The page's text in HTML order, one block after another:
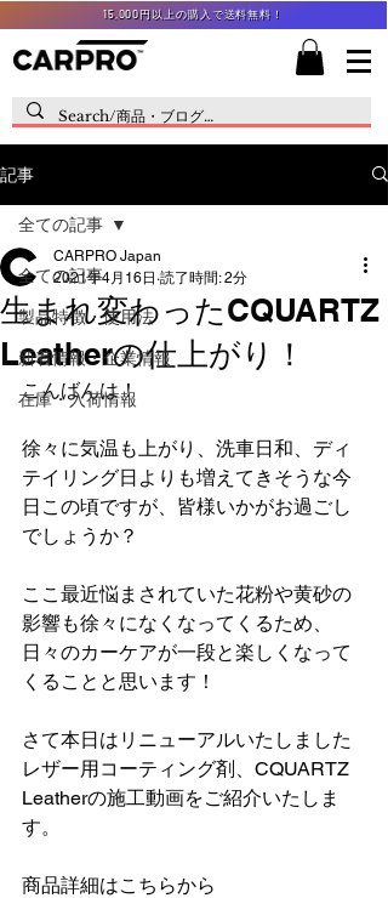
15,000円以上の購入で送料無料！
記事
全ての記事
製品特徴・使用法
新着情報・企業情報
在庫・入荷情報
全ての記事
生まれ変わったCQUARTZ
Leatherの仕上がり！
CARPRO Japan
2021年4月16日 読了時間: 2分
こんばんは！
徐々に気温も上がり、洗車日和、ディ
テイリング日よりも増えてきそうな今
日この頃ですが、皆様いかがお過ごし
でしょうか？
ここ最近悩まされていた花粉や黄砂の
影響も徐々になくなってくるため、
日々のカーケアが一段と楽しくなって
くることと思います！
さて本日はリニューアルいたしました
レザー用コーティング剤、CQUARTZ
Leatherの施工動画をご紹介いたしま
す。
商品詳細はこちらから